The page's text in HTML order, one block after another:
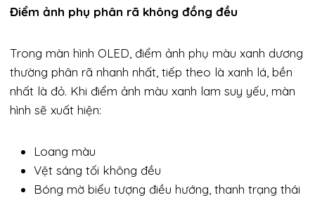
Điểm ảnh phụ phân rã không đồng đều
Trong màn hình OLED, điểm ảnh phụ màu xanh dương
thường phân rã nhanh nhất, tiếp theo là xanh lá, bền
nhất là đỏ. Khi điểm ảnh màu xanh lam suy yếu, màn
hình sẽ xuất hiện:
Loang màu
Vệt sáng tối không đều
Bóng mờ biểu tượng điều hướng, thanh trạng thái